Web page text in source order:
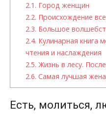
2.1. Город женщин
2.2. Происхождение
2.3. Большое
2.4. Кулинарная книга
чтения и наслаждения
2.5. Жизнь в лесу.
2.6. Самая лучшая
Есть, молиться,